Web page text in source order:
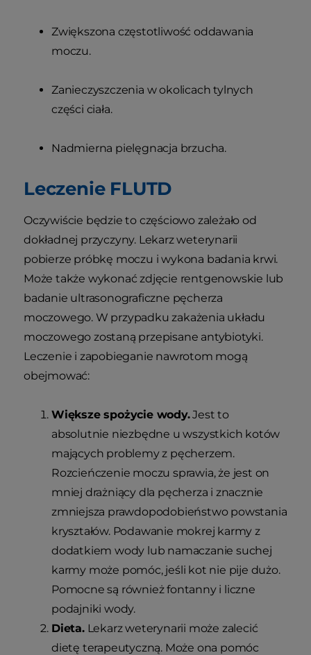
Zwiększona częstotliwość oddawania
moczu.
Zanieczyszczenia w okolicach tylnych
części ciała.
Nadmierna pielęgnacja brzucha.
Leczenie FLUTD
Oczywiście będzie to częściowo zależało od
dokładnej przyczyny. Lekarz weterynarii
pobierze próbkę moczu i wykona badania krwi.
Może także wykonać zdjęcie rentgenowskie lub
badanie ultrasonograficzne pęcherza
moczowego. W przypadku zakażenia układu
moczowego zostaną przepisane antybiotyki.
Leczenie i zapobieganie nawrotom mogą
obejmować:
Większe spożycie wody.Jest to
absolutnie niezbędne u wszystkich kotów
mających problemy z pęcherzem.
Rozcieńczenie moczu sprawia, że jest on
mniej drażniący dla pęcherza i znacznie
zmniejsza prawdopodobieństwo powstania
kryształów. Podawanie mokrej karmy z
dodatkiem wody lub namaczanie suchej
karmy może pomóc, jeśli kot nie pije dużo.
Pomocne są również fontanny i liczne
podajniki wody.
Dieta.Lekarz weterynarii może zalecić
dietę terapeutyczną. Może ona pomóc